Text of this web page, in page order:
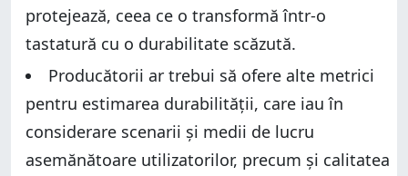
protejează, ceea ce o transformă într-o
tastatură cu o durabilitate scăzută.
Producătorii ar trebui să ofere alte metrici
pentru estimarea durabilității, care iau în
considerare scenarii și medii de lucru
asemănătoare utilizatorilor, precum și calitatea